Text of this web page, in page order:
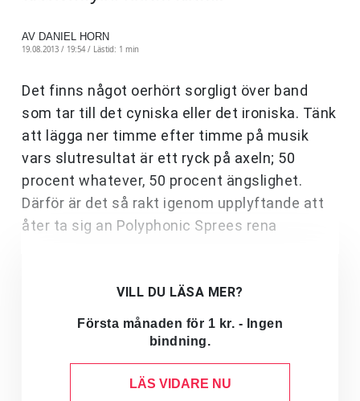
AV DANIEL HORN
19.08.2013 / 19:54 / Lästid: 1 min
Det finns något oerhört sorgligt över band
som tar till det cyniska eller det ironiska. Tänk
att lägga ner timme efter timme på musik
vars slutresultat är ett ryck på axeln; 50
procent whatever, 50 procent ängslighet.
Därför är det så rakt igenom upplyftande att
åter ta sig an Polyphonic Sprees rena
VILL DU LÄSA MER?
Första månaden för 1 kr. - Ingen
bindning.
LÄS VIDARE NU